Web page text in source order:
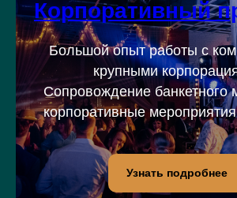
Большой опыт работы с
крупными
Сопровождение банкетного
корпоративные
Узнать подробнее